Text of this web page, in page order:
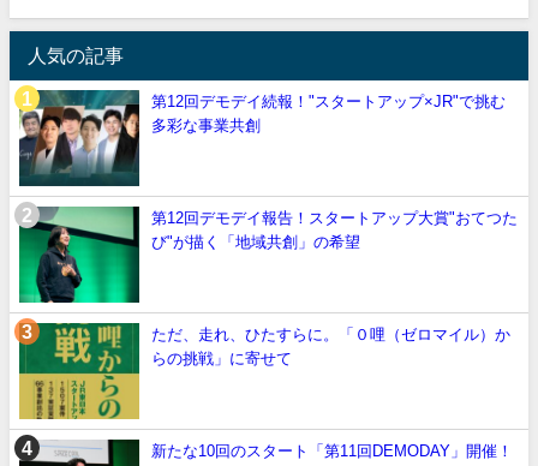
人気の記事
第12回デモデイ続報！"スタートアップ×JR"で挑む
多彩な事業共創
第12回デモデイ報告！スタートアップ大賞"おてつた
び"が描く「地域共創」の希望
ただ、走れ、ひたすらに。「０哩（ゼロマイル）か
らの挑戦」に寄せて
新たな10回のスタート「第11回DEMODAY」開催！